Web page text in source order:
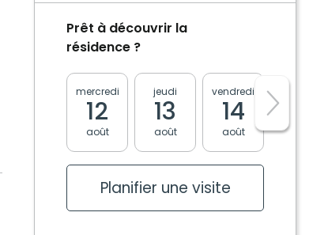
Prêt à découvrir la
résidence ?
mercredi
12
août
jeudi
13
août
vendredi
14
août août
Planifier une visite